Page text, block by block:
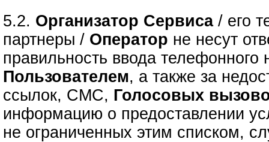
5.2. Организатор Сервиса/ его
партнеры / Оператор не несут
правильность ввода телефонного
Пользователем, а также за
ссылок, СМС, Голосовых
информацию о предоставлении
не ограниченных этим списком,